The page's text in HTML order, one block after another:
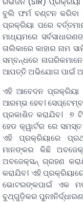
ବୁଲି ଫର୍ମ ବଣ୍ଟନ କରିବା
ପ୍ରକ୍ରିୟା ପରେ
ମାଧ୍ୟମରେ
ତାଲିକାରେ କାହାର ନାମ
ସମ୍ବନ୍ଧରେ
ଆପତ୍ତି ଅଭିଯୋଗ ପାଇଁ
ଏହି ଆବେଦନ ପ୍ରକ୍ରିୟା
ଆରମ୍ଭ ହେବ।
ପ୍ରକାଶିତ କରାଯିବ। ୭
ହେଡ କ୍ୱାର୍ଟର ରେ
ଏହି ପ୍ରକ୍ରିୟାରେ
ମାନଙ୍କର କିଛି
ଅବଜେକ୍ସନ୍ ଗ୍ରହଣ
କରାଯିବ। ଏହି
ଭୋଟରଙ୍କପାଇଁ ଏକ
ବୁଥ୍‌ଗୁଡ଼ିକର